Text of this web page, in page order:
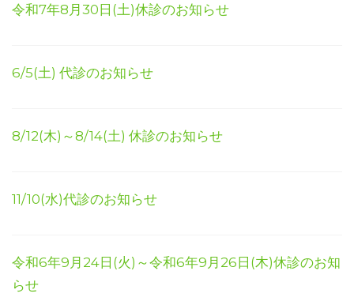
令和7年8月30日(土)休診のお知らせ
6/5(土) 代診のお知らせ
8/12(木)～8/14(土) 休診のお知らせ
11/10(水)代診のお知らせ
令和6年9月24日(火)～令和6年9月26日(木)休診のお知
らせ